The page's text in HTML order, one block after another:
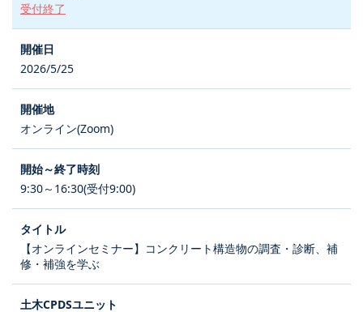
受付終了
2026/5/25
オンライン(Zoom)
9:30～16:30(受付9:00)
【オンラインセミナー】コンクリート構造物の調査・診断、補
修・補強を学ぶ